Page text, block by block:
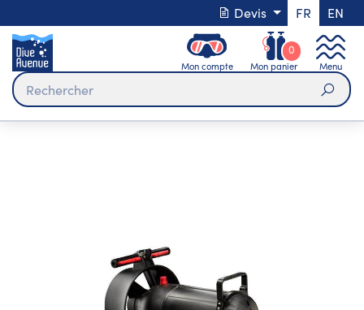
Devis FR EN
Mon compte Mon panier
0
Menu